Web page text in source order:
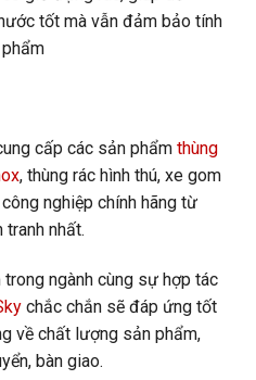
tốt mà vẫn đảm bảo tính
cấp các sản phẩm thùng
, thùng rác hình thú, xe gom
nghiệp chính hãng từ
tranh nhất.
ngành cùng sự hợp tác
chắc chắn sẽ đáp ứng tốt
về chất lượng sản phẩm,
bàn giao.